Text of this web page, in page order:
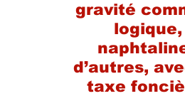
gravité
d’autres,
taxe